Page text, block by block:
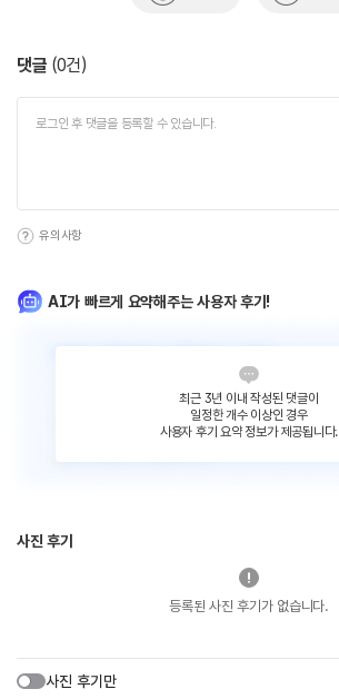
댓글 (0건)
유의사항
AI가 빠르게 요약해주는 사용자 후기!
최근 3년 이내 작성된 댓글이
일정한 개수 이상인 경우
사용자 후기 요약 정보가 제공됩니다.
사진 후기
등록된 사진 후기가 없습니다.
사진 후기만